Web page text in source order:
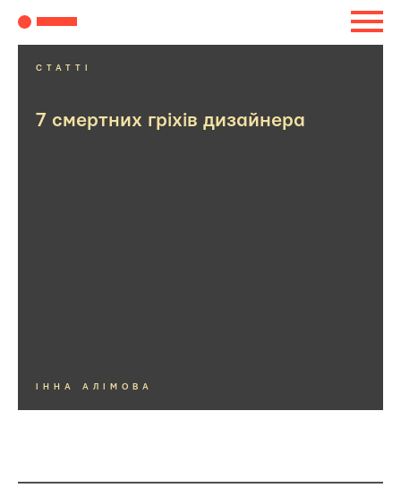
СТАТТІ
7 смертних гріхів дизайнера
ІННА АЛІМОВА